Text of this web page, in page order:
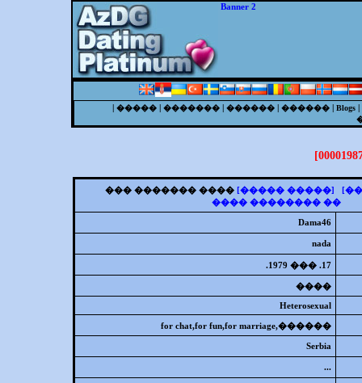
Banner 2
|
Blogs
|
������
|
������
|
�������
|
�����
|
[����� �����]
���� ������� ���
�� �������� ����
Dama46
nada
17. ��� 1979.
����
Heterosexual
������,for chat,for fun,for marriage
Serbia
...